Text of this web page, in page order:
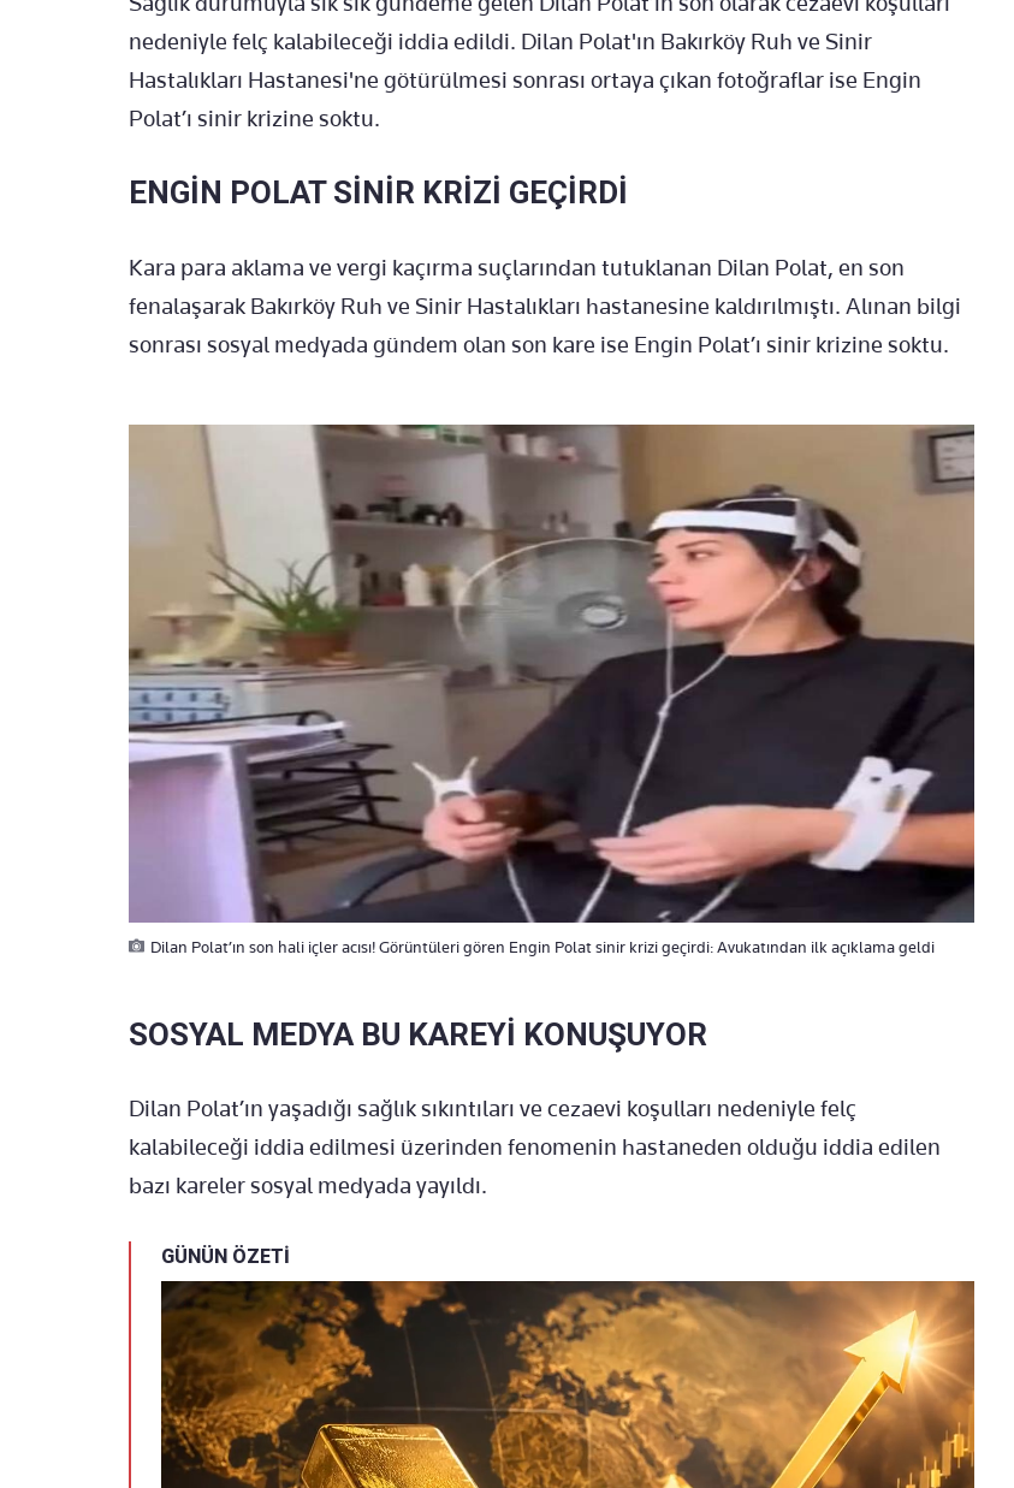
nedeniyle felç kalabileceği iddia edildi. Dilan Polat'ın Bakırköy Ruh ve Sinir
Hastalıkları Hastanesi'ne götürülmesi sonrası ortaya çıkan fotoğraflar ise Engin
Polat’ı sinir krizine soktu.
ENGİN POLAT SİNİR KRİZİ GEÇİRDİ
Kara para aklama ve vergi kaçırma suçlarından tutuklanan Dilan Polat, en son
fenalaşarak Bakırköy Ruh ve Sinir Hastalıkları hastanesine kaldırılmıştı. Alınan bilgi
sonrası sosyal medyada gündem olan son kare ise Engin Polat’ı sinir krizine soktu.
Dilan Polat’ın son hali içler acısı! Görüntüleri gören Engin Polat sinir krizi geçirdi: Avukatından ilk açıklama geldi
SOSYAL MEDYA BU KAREYİ KONUŞUYOR
Dilan Polat’ın yaşadığı sağlık sıkıntıları ve cezaevi koşulları nedeniyle felç
kalabileceği iddia edilmesi üzerinden fenomenin hastaneden olduğu iddia edilen
bazı kareler sosyal medyada yayıldı.
GÜNÜN ÖZETİ